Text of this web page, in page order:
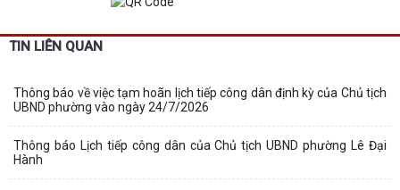
TIN LIÊN QUAN
Thông báo về việc tạm hoãn lịch tiếp công dân định kỳ của Chủ tịch
UBND phường vào ngày 24/7/2026
Thông báo Lịch tiếp công dân của Chủ tịch UBND phường Lê Đại
Hành